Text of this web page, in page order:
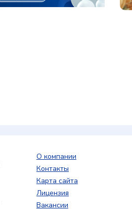
О компании
Контакты
Карта сайта
Лицензия
Вакансии